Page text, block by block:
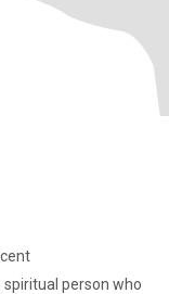
person who